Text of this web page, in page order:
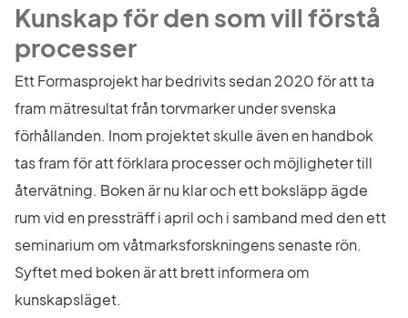
Kunskap för den som vill förstå
processer
Ett Formasprojekt har bedrivits sedan 2020 för att ta
fram mätresultat från torvmarker under svenska
förhållanden. Inom projektet skulle även en handbok
tas fram för att förklara processer och möjligheter till
återvätning. Boken är nu klar och ett boksläpp ägde
rum vid en pressträff i april och i samband med den ett
seminarium om våtmarksforskningens senaste rön.
Syftet med boken är att brett informera om
kunskapsläget.